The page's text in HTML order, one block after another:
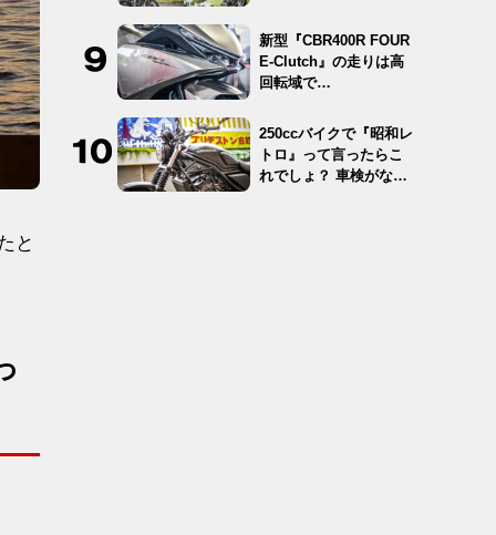
と
新型『CBR400R FOUR
E-Clutch』の走りは高
回転域で…
250ccバイクで『昭和レ
トロ』って言ったらこ
れでしょ？ 車検がな